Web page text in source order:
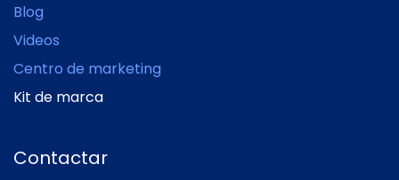
Blog
Videos
Centro de marketing
Kit de marca
Contactar